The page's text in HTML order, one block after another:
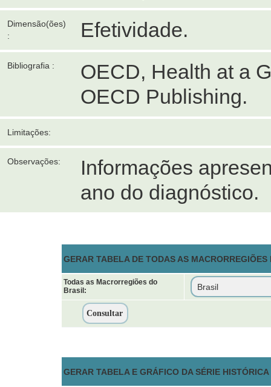
Dimensão(ões)
:
Efetividade.
Bibliografia :
OECD, Health at a
OECD Publishing.
Limitações:
Observações:
Informações
ano do diagnóstico.
GERAR TABELA DE TODAS AS
Todas as Macrorregiões do
Brasil:
GERAR TABELA E GRÁFICO DA SÉRIE